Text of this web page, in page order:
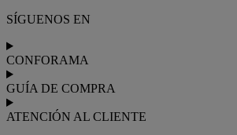
SÍGUENOS EN
CONFORAMA
GUÍA DE COMPRA
ATENCIÓN AL CLIENTE